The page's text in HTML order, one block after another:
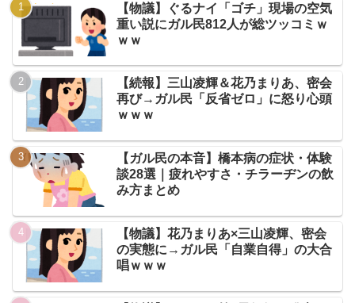
【物議】ぐるナイ「ゴチ」現場の空気
重い説にガル民812人が総ツッコミｗ
ｗｗ
【続報】三山凌輝＆花乃まりあ、密会
再び→ガル民「反省ゼロ」に怒り心頭
ｗｗｗ
【ガル民の本音】橋本病の症状・体験
談28選｜疲れやすさ・チラーヂンの飲
み方まとめ
【物議】花乃まりあ×三山凌輝、密会
の実態に→ガル民「自業自得」の大合
唱ｗｗｗ